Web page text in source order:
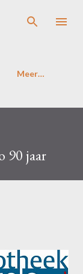
Meer…
90 jaar